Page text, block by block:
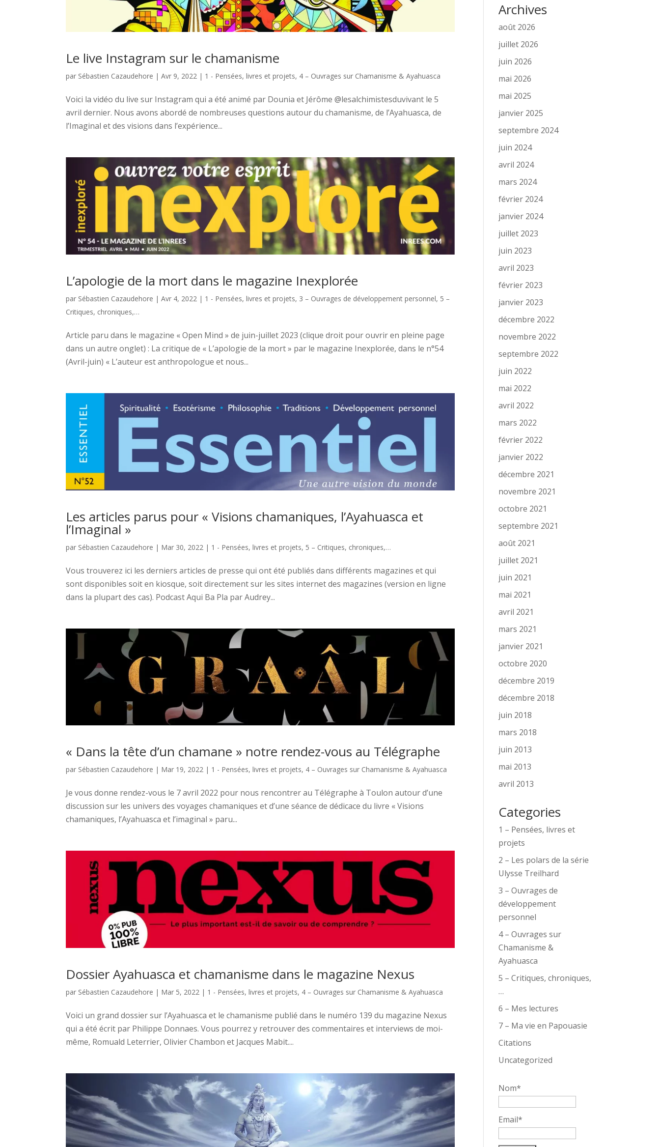
Le live Instagram sur le chamanisme
par Sébastien Cazaudehore |Avr 9, 2022 | 1 - Pensées, livres et projets, 4 – Ouvrages sur Chamanisme & Ayahuasca
Voici la vidéo du live sur Instagram qui a été animé par Dounia et Jérôme @lesalchimistesduvivant le 5
avril dernier. Nous avons abordé de nombreuses questions autour du chamanisme, de l’Ayahuasca, de
l’Imaginal et des visions dans l’expérience...
L’apologie de la mort dans le magazine Inexplorée
par Sébastien Cazaudehore |Avr 4, 2022 | 1 - Pensées, livres et projets, 3 – Ouvrages de développement personnel, 5 –
Critiques, chroniques,…
Article paru dans le magazine « Open Mind » de juin-juillet 2023 (clique droit pour ouvrir en pleine page
dans un autre onglet) : La critique de « L’apologie de la mort » par le magazine Inexplorée, dans le n°54
(Avril-juin) « L’auteur est anthropologue et nous...
Les articles parus pour « Visions chamaniques, l’Ayahuasca et
l’Imaginal »
par Sébastien Cazaudehore | Mar 30, 2022 | 1 - Pensées, livres et projets, 5 – Critiques, chroniques,…
Vous trouverez ici les derniers articles de presse qui ont été publiés dans différents magazines et qui
sont disponibles soit en kiosque, soit directement sur les sites internet des magazines (version en ligne
dans la plupart des cas). Podcast Aqui Ba Pla par Audrey...
« Dans la tête d’un chamane » notre rendez-vous au Télégraphe
par Sébastien Cazaudehore | Mar 19, 2022 | 1 - Pensées, livres et projets, 4 – Ouvrages sur Chamanisme & Ayahuasca
Je vous donne rendez-vous le 7 avril 2022 pour nous rencontrer au Télégraphe à Toulon autour d’une
discussion sur les univers des voyages chamaniques et d’une séance de dédicace du livre « Visions
chamaniques, l’Ayahuasca et l’imaginal » paru...
Dossier Ayahuasca et chamanisme dans le magazine Nexus
par Sébastien Cazaudehore | Mar 5, 2022 | 1 - Pensées, livres et projets, 4 – Ouvrages sur Chamanisme & Ayahuasca
Voici un grand dossier sur l’Ayahuasca et le chamanisme publié dans le numéro 139 du magazine Nexus
qui a été écrit par Philippe Donnaes. Vous pourrez y retrouver des commentaires et interviews de moi-
même, Romuald Leterrier, Olivier Chambon et Jacques Mabit....
Archives
août 2026
juillet 2026
juin 2026
mai 2026
mai 2025
janvier 2025
septembre 2024
juin 2024
avril 2024
mars 2024
février 2024
janvier 2024
juillet 2023
juin 2023
avril 2023
février 2023
janvier 2023
décembre 2022
novembre 2022
septembre 2022
juin 2022
mai 2022
avril 2022
mars 2022
février 2022
janvier 2022
décembre 2021
novembre 2021
octobre 2021
septembre 2021
août 2021
juillet 2021
juin 2021
mai 2021
avril 2021
mars 2021
janvier 2021
octobre 2020
décembre 2019
décembre 2018
juin 2018
mars 2018
juin 2013
mai 2013
avril 2013
Categories
1 – Pensées, livres et
projets
2 – Les polars de la série
Ulysse Treilhard
3 – Ouvrages de
développement
personnel
4 – Ouvrages sur
Chamanisme &
Ayahuasca
5 – Critiques, chroniques,
…
6 – Mes lectures
7 – Ma vie en Papouasie
Citations
Uncategorized
Nom*
Email*